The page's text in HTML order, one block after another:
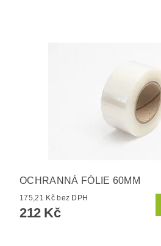
OCHRANNÁ FÓLIE 60MM
175,21 Kč bez DPH
212 Kč